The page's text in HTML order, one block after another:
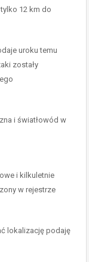
12 km do
uroku temu
zostały
i światłowód w
i kilkuletnie
w rejestrze
lokalizację podaję